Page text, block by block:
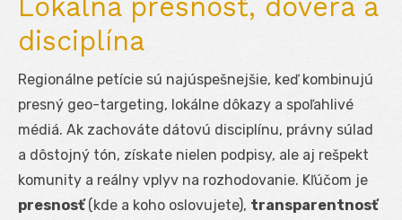
Lokálna presnosť, dôvera a
disciplína
Regionálne petície sú najúspešnejšie, keď kombinujú
presný geo-targeting, lokálne dôkazy a spoľahlivé
médiá. Ak zachováte dátovú disciplínu, právny súlad
a dôstojný tón, získate nielen podpisy, ale aj rešpekt
komunity a reálny vplyv na rozhodovanie. Kľúčom je
presnosť(kde a koho oslovujete), transparentnosť